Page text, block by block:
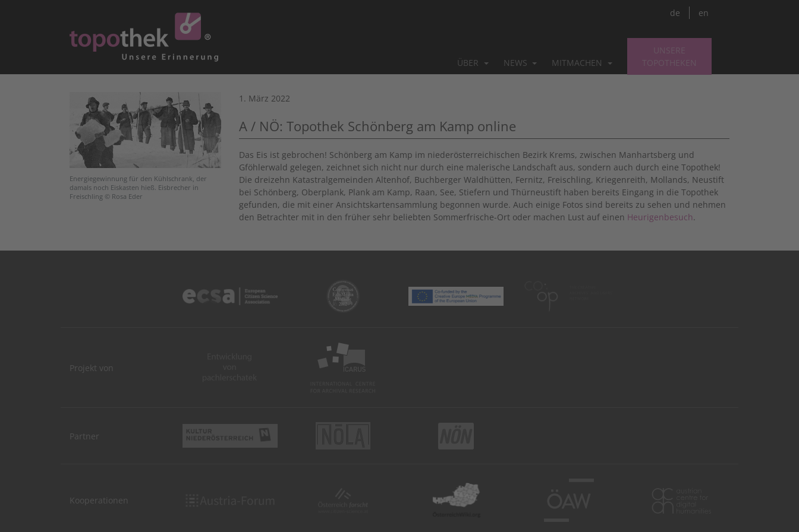
ÜBER NEWS MITMACHEN
UNSERE
TOPOTHEKEN
de en
Energiegewinnung für den Kühlschrank, der
damals noch Eiskasten hieß. Eisbrecher in
Freischling © Rosa Eder
1. März 2022
A / NÖ: Topothek Schönberg am Kamp online
Das Eis ist gebrochen! Schönberg am Kamp im niederösterreichischen Bezirk Krems, zwischen Manhartsberg und
Gföhlerwald gelegen, zeichnet sich nicht nur durch eine malerische Landschaft aus, sondern auch durch eine Topothek!
Die dreizehn Katastralgemeinden Altenhof, Buchberger Waldhütten, Fernitz, Freischling, Kriegenreith, Mollands, Neustift
bei Schönberg, Oberplank, Plank am Kamp, Raan, See, Stiefern und Thürneustift haben bereits Eingang in die Topothek
gefunden, die mit einer Ansichtskartensammlung begonnen wurde. Auch einige Fotos sind bereits zu sehen und nehmen
den Betrachter mit in den früher sehr beliebten Sommerfrische-Ort oder machen Lust auf einen Heurigenbesuch.
Projekt von
Partner
Kooperationen